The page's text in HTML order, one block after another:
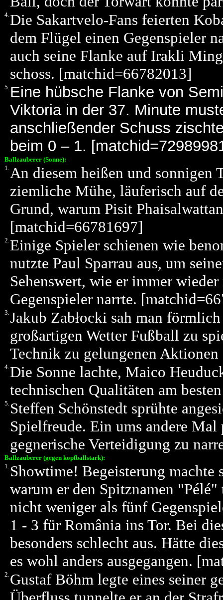
4.Die Sakartvelo-Fans feierten
dem Flügel einen Gegenspieler
auch seine Flanke auf Irakli
schoss. [matchid=66782013]
5. Eine hübsche Flanke von
Viktoria in der 37. Minute
anschließender Schuss
beim 0 – 1.
Ballzauberer (Sonne):
1.An diesem heißen und sonnigen
ziemliche Mühe, läuferisch auf
Grund, warum Pisit
[matchid=66781697]
2.Einige Spieler schienen wie
nutzte Paul Sparrau aus, um
Sehenswert, wie er immer
Gegenspieler narrte.
3.Jakub Zabłocki sah man
großartigen Wetter Fußball zu
Technik zu gelungenen Aktionen
4.Die Sonne lachte, Maico
technischen Qualitäten am
5. Steffen Schönstedt sprühte
Spielfreude. Ein ums andere
gegnerische Verteidigung zu
Ballzauberer (gegen kopfballstark):
1. Showtime! Begeisterung
warum er den Spitznamen
nicht weniger als fünf
1 - 3 für România ins Tor. Bei
besonders schlecht aus. Hätte
es wohl anders ausgegangen.
2.Gustaf Böhm legte eines seiner